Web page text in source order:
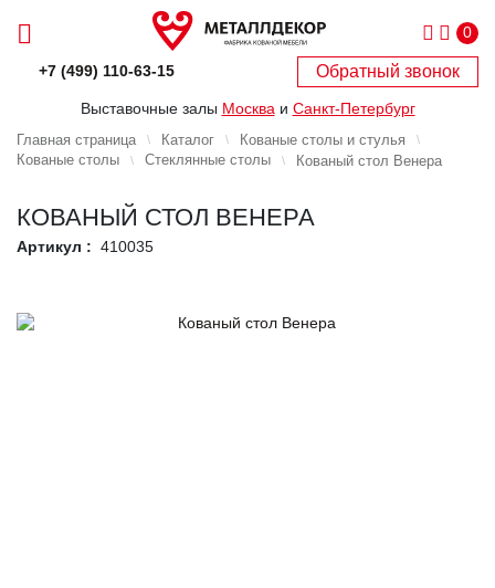
0
+7 (499) 110-63-15 Обратный звонок
Выставочные залы Москва и Санкт-Петербург
Главная страница Каталог
Кованые столы и стулья
Кованые столы
Стеклянные столы Кованый стол Венера
КОВАНЫЙ СТОЛ ВЕНЕРА
Артикул : 410035